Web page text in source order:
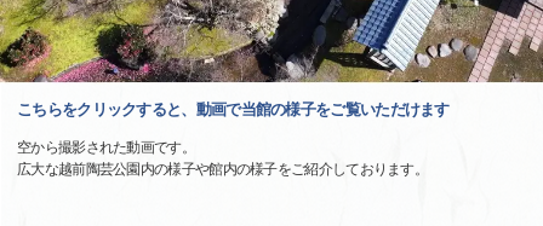
こちらをクリックすると、動画で当館の様子をご覧いただけます
空から撮影された動画です。
広大な越前陶芸公園内の様子や館内の様子をご紹介しております。